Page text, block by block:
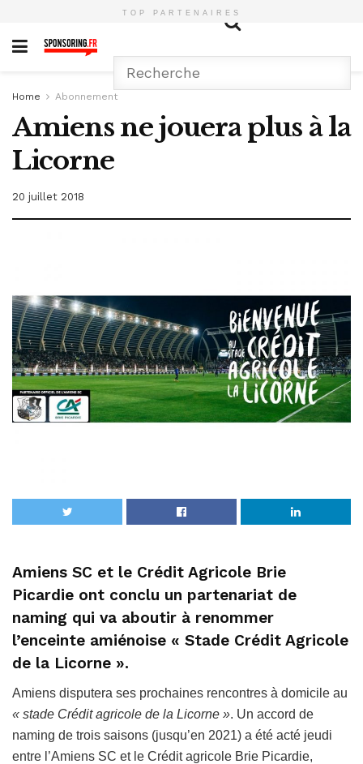
TOP PARTENAIRES
Home Abonnement
Amiens ne jouera plus à la
Licorne
20 juillet 2018
Amiens SC et le Crédit Agricole Brie
Picardie ont conclu un partenariat de
naming qui va aboutir à renommer
l’enceinte amiénoise « Stade Crédit Agricole
de la Licorne ».
Amiens disputera ses prochaines rencontres à domicile au
« stade Crédit agricole de la Licorne ». Un accord de
naming de trois saisons (jusqu’en 2021) a été acté jeudi
entre l’Amiens SC et le Crédit agricole Brie Picardie,